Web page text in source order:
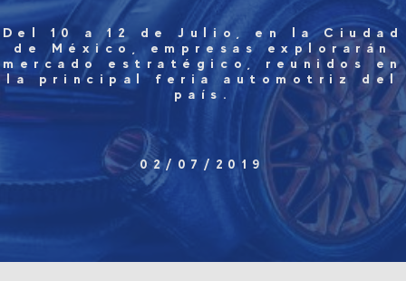
Del 10 a 12 de Julio, en la Ciudad
de México, empresas explorarán
mercado estratégico, reunidos en
la principal feria automotriz del
país.
02/07/2019